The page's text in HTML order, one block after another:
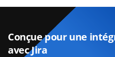
Conçue pour une
avec Jira